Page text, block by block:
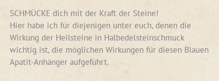
SCHMÜCKE dich mit der Kraft der Steine!
Hier habe ich für diejenigen unter euch, denen die
Wirkung der Heilsteine in Halbedelsteinschmuck
wichtig ist, die möglichen Wirkungen für diesen Blauen
Apatit-Anhänger aufgeführt.